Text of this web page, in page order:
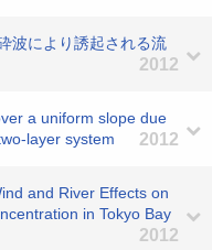
波により誘起される流
2012
a uniform slope due
layer system
2012
and River Effects on
in Tokyo Bay
2012